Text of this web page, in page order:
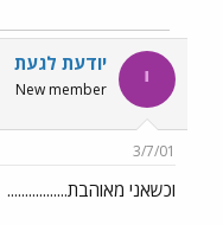
י יודעת לגעת
New member
3/7/01
וכשאני מאוהבת.................